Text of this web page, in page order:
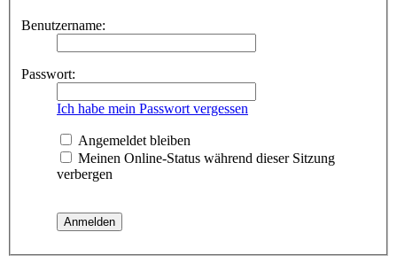
Benutzername:
Passwort:
Ich habe mein Passwort vergessen
Angemeldet bleiben
Meinen Online-Status während dieser Sitzung
verbergen